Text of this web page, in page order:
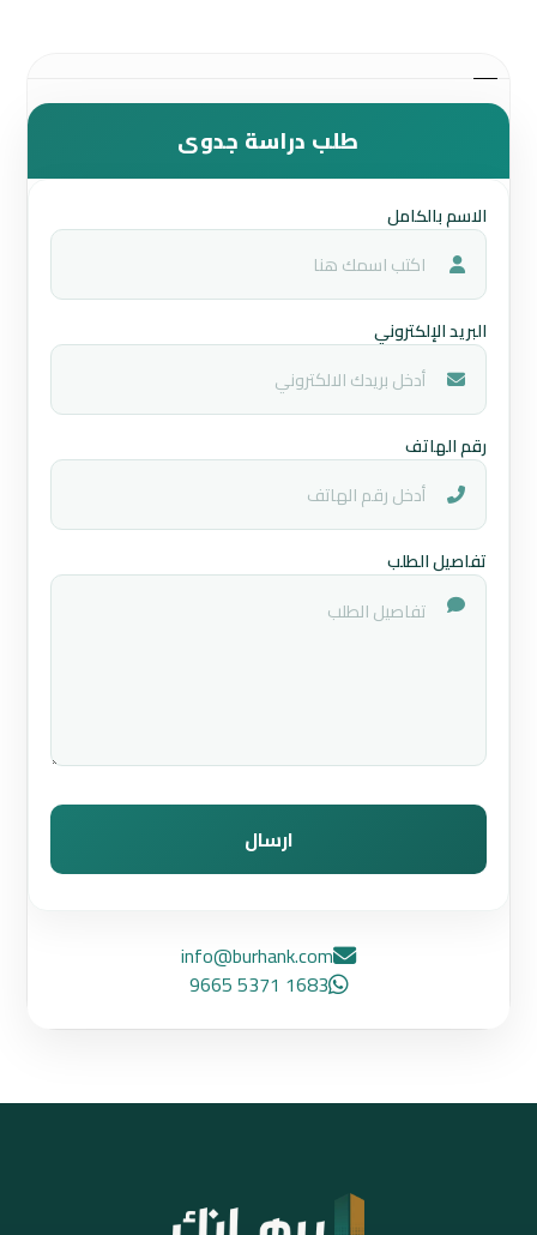
طلب دراسة جدوى
الاسم بالكامل
البريد الإلكتروني
رقم الهاتف
تفاصيل الطلب
ارسال
info@burhank.com
1683 5371 9665